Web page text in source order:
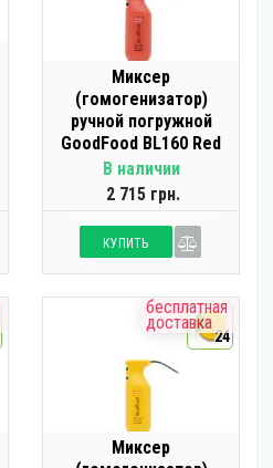
Миксер
(гомогенизатор)
ручной погружной
GoodFood BL160 Red
В наличии
2 715 грн.
КУПИТЬ
бесплатная
доставка
24
Миксер